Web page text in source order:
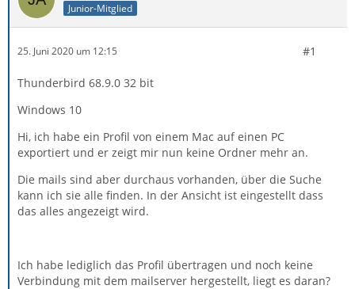
Junior-Mitglied
25. Juni 2020 um 12:15 #1
Thunderbird 68.9.0 32 bit
Windows 10
Hi, ich habe ein Profil von einem Mac auf einen PC
exportiert und er zeigt mir nun keine Ordner mehr an.
Die mails sind aber durchaus vorhanden, über die Suche
kann ich sie alle finden. In der Ansicht ist eingestellt dass
das alles angezeigt wird.
Ich habe lediglich das Profil übertragen und noch keine
Verbindung mit dem mailserver hergestellt, liegt es daran?